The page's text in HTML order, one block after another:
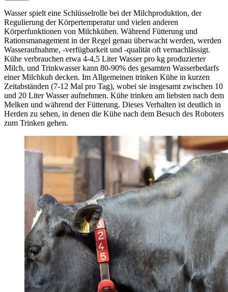
Wasser spielt eine Schlüsselrolle bei der Milchproduktion, der
Regulierung der Körpertemperatur und vielen anderen
Körperfunktionen von Milchkühen. Während Fütterung und
Rationsmanagement in der Regel genau überwacht werden, werden
Wasseraufnahme, -verfügbarkeit und -qualität oft vernachlässigt.
Kühe verbrauchen etwa 4-4,5 Liter Wasser pro kg produzierter
Milch, und Trinkwasser kann 80-90% des gesamten Wasserbedarfs
einer Milchkuh decken. Im Allgemeinen trinken Kühe in kurzen
Zeitabständen (7-12 Mal pro Tag), wobei sie insgesamt zwischen 10
und 20 Liter Wasser aufnehmen. Kühe trinken am liebsten nach dem
Melken und während der Fütterung. Dieses Verhalten ist deutlich in
Herden zu sehen, in denen die Kühe nach dem Besuch des Roboters
zum Trinken gehen.